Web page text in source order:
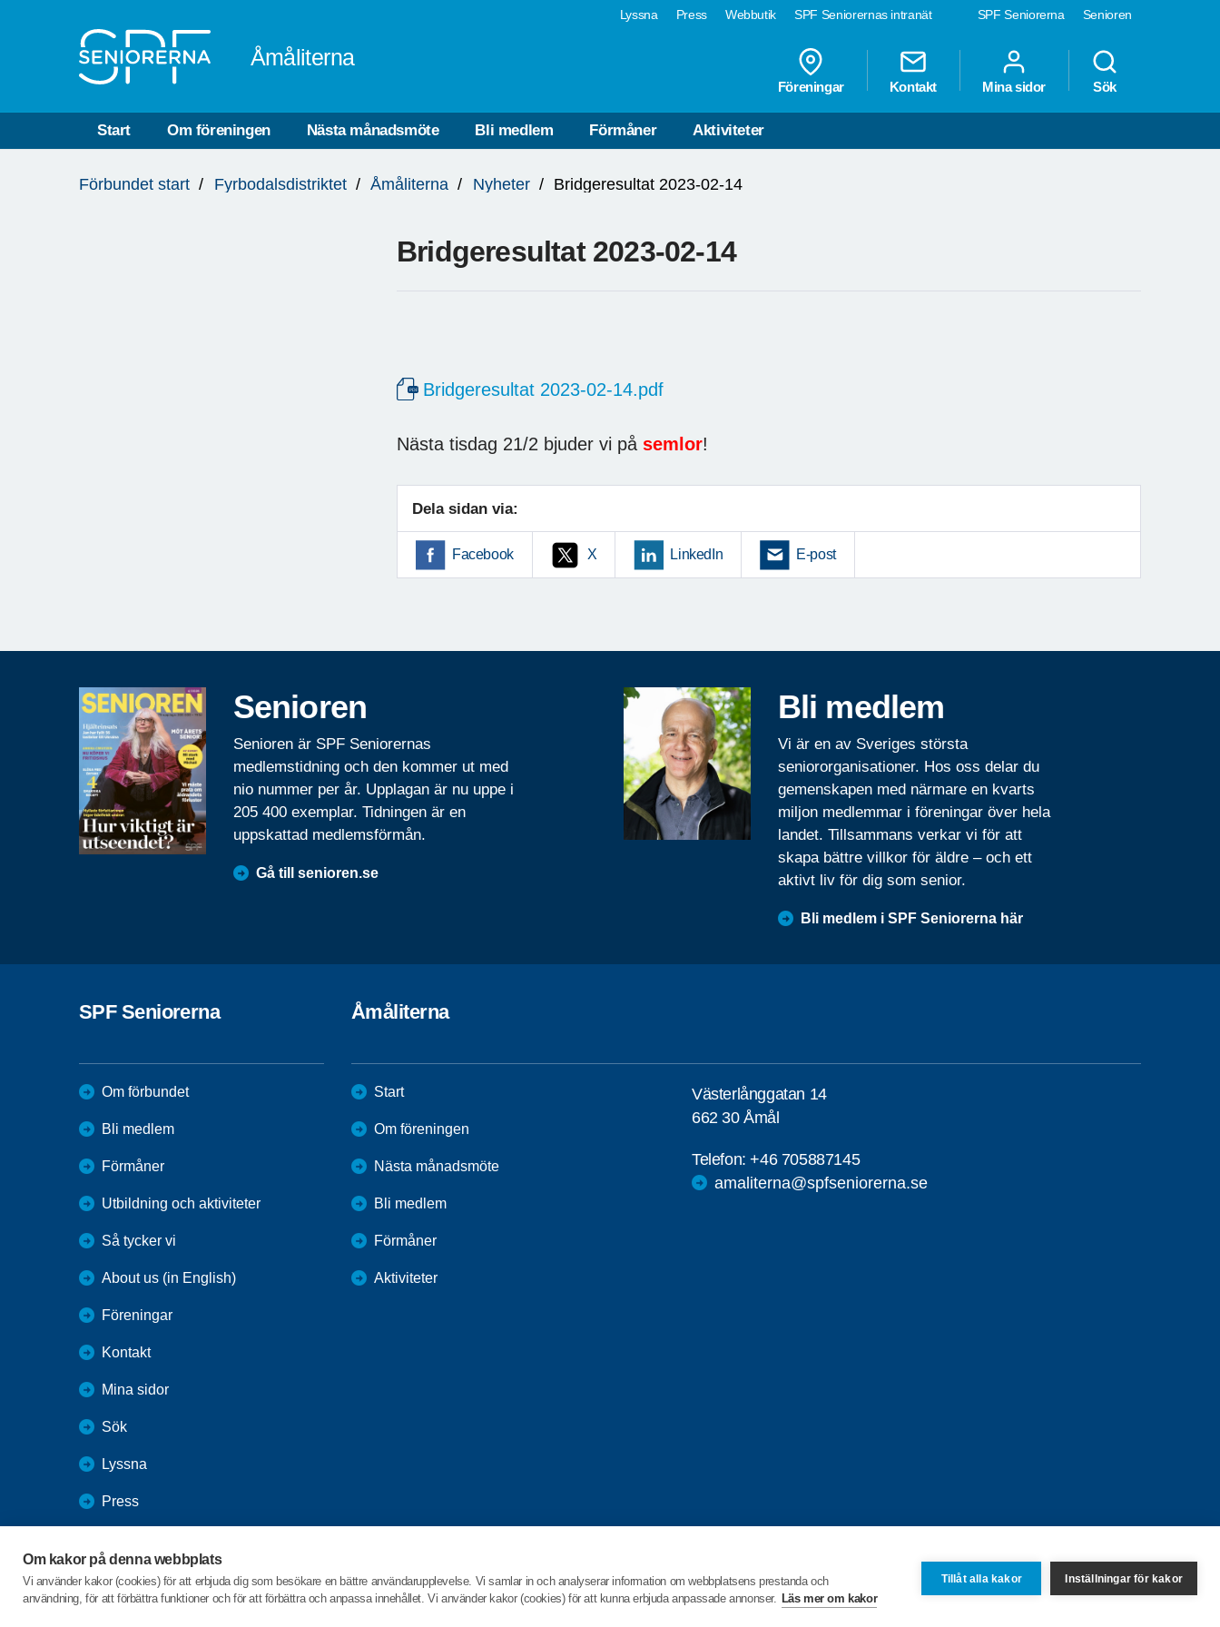
Om kakor på denna webbplats
Vi använder kakor (cookies) för att erbjuda dig som besökare en bättre användarupplevelse. Vi samlar in och analyserar information om webbplatsens prestanda och
användning, för att förbättra funktioner och för att förbättra och anpassa innehållet. Vi använder kakor (cookies) för att kunna erbjuda anpassade annonser. Läs mer om kakor
Tillåt alla kakor Inställningar för kakor
SPF Seniorerna Senioren
Lyssna Press Webbutik SPF Seniorernas intranät
Åmåliterna
Föreningar Kontakt Mina sidor Sök
Start Om föreningen Nästa månadsmöte Bli medlem Förmåner Aktiviteter
är
Förbundet start Fyrbodalsdistriktet Åmåliterna Nyheter Bridgeresultat 2023-02-14
Bridgeresultat 2023-02-14
Bridgeresultat 2023-02-14.pdf
Nästa tisdag 21/2 bjuder vi på semlor!
Dela sidan via:
Facebook X LinkedIn E-post
Senioren
Senioren är SPF Seniorernas
medlemstidning och den kommer ut med
nio nummer per år. Upplagan är nu uppe i
205 400 exemplar. Tidningen är en
uppskattad medlemsförmån.
Gå till senioren.se
Bli medlem
Vi är en av Sveriges största
seniororganisationer. Hos oss delar du
gemenskapen med närmare en kvarts
miljon medlemmar i föreningar över hela
landet. Tillsammans verkar vi för att
skapa bättre villkor för äldre – och ett
aktivt liv för dig som senior.
Bli medlem i SPF Seniorerna här
SPF Seniorerna
Om förbundet
Bli medlem
Förmåner
Utbildning och aktiviteter
Så tycker vi
About us (in English)
Föreningar
Kontakt
Mina sidor
Sök
Lyssna
Press
SPF Seniorernas intranät
Åmåliterna
Start
Om föreningen
Nästa månadsmöte
Bli medlem
Förmåner
Aktiviteter
Västerlånggatan 14
662 30 Åmål
Telefon:+46 705887145
amaliterna@spfseniorerna.se